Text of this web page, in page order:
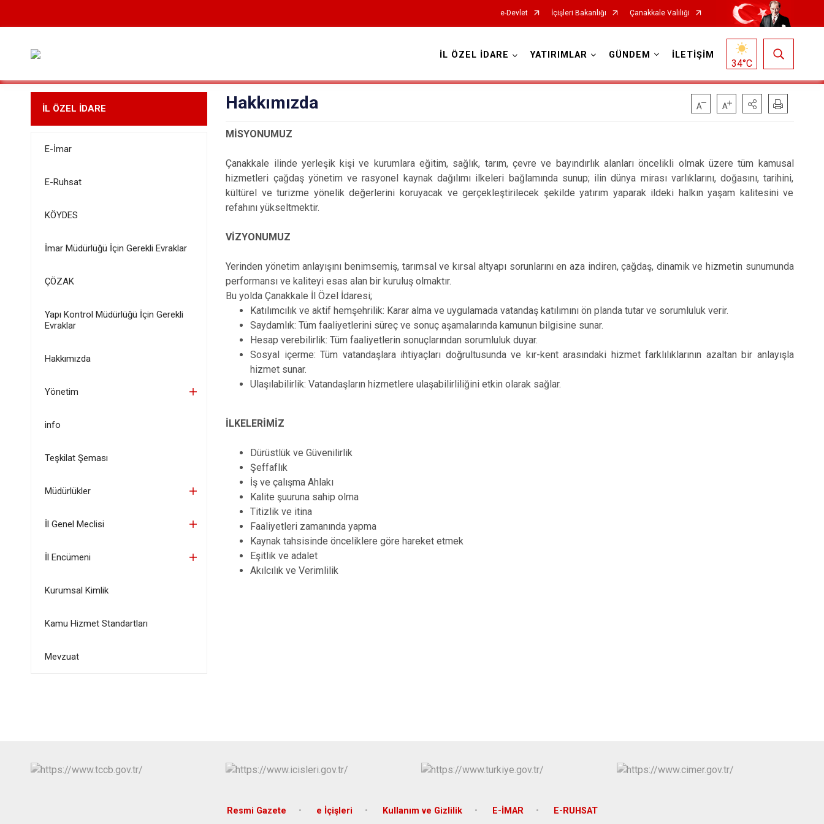
e-Devlet İçişleri Bakanlığı Çanakkale Valiliği
İL ÖZEL İDARE YATIRIMLAR GÜNDEM İLETİŞİM
34°C
İL ÖZEL İDARE
E-İmar
E-Ruhsat
KÖYDES
İmar Müdürlüğü İçin Gerekli Evraklar
ÇÖZAK
Yapı Kontrol Müdürlüğü İçin Gerekli
Evraklar
Hakkımızda
Yönetim
info
Teşkilat Şeması
Müdürlükler
İl Genel Meclisi
İl Encümeni
Kurumsal Kimlik
Kamu Hizmet Standartları
Mevzuat
Hakkımızda
MİSYONUMUZ
Çanakkale ilinde yerleşik kişi ve kurumlara eğitim, sağlık, tarım, çevre ve bayındırlık alanları öncelikli olmak üzere tüm kamusal
hizmetleri çağdaş yönetim ve rasyonel kaynak dağılımı ilkeleri bağlamında sunup; ilin dünya mirası varlıklarını, doğasını, tarihini,
kültürel ve turizme yönelik değerlerini koruyacak ve gerçekleştirilecek şekilde yatırım yaparak ildeki halkın yaşam kalitesini ve
refahını yükseltmektir.
VİZYONUMUZ
Yerinden yönetim anlayışını benimsemiş, tarımsal ve kırsal altyapı sorunlarını en aza indiren, çağdaş, dinamik ve hizmetin sunumunda
performansı ve kaliteyi esas alan bir kuruluş olmaktır.
Bu yolda Çanakkale İl Özel İdaresi;
Katılımcılık ve aktif hemşehrilik: Karar alma ve uygulamada vatandaş katılımını ön planda tutar ve sorumluluk verir.
Saydamlık: Tüm faaliyetlerini süreç ve sonuç aşamalarında kamunun bilgisine sunar.
Hesap verebilirlik: Tüm faaliyetlerin sonuçlarından sorumluluk duyar.
Sosyal içerme: Tüm vatandaşlara ihtiyaçları doğrultusunda ve kır-kent arasındaki hizmet farklılıklarının azaltan bir anlayışla
hizmet sunar.
Ulaşılabilirlik: Vatandaşların hizmetlere ulaşabilirliliğini etkin olarak sağlar.
İLKELERİMİZ
Dürüstlük ve Güvenilirlik
Şeffaflık
İş ve çalışma Ahlakı
Kalite şuuruna sahip olma
Titizlik ve itina
Faaliyetleri zamanında yapma
Kaynak tahsisinde önceliklere göre hareket etmek
Eşitlik ve adalet
Akılcılık ve Verimlilik
Resmi Gazete e İçişleri Kullanım ve Gizlilik E-İMAR E-RUHSAT